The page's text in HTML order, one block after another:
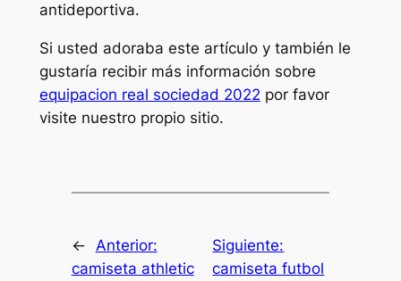
antideportiva.
Si usted adoraba este artículo y también le
gustaría recibir más información sobre
equipacion real sociedad 2022 por favor
visite nuestro propio sitio.
←
Anterior:
camiseta athletic
Siguiente:
camiseta futbol